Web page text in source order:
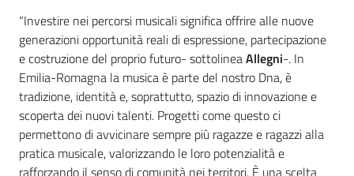
“Investire nei percorsi musicali significa offrire alle nuove
generazioni opportunità reali di espressione, partecipazione
e costruzione del proprio futuro- sottolineaAllegni-. In
Emilia-Romagna la musica è parte del nostro Dna, è
tradizione, identità e, soprattutto, spazio di innovazione e
scoperta dei nuovi talenti. Progetti come questo ci
permettono di avvicinare sempre più ragazze e ragazzi alla
pratica musicale, valorizzando le loro potenzialità e
rafforzando il senso di comunità nei territori. È una scelta